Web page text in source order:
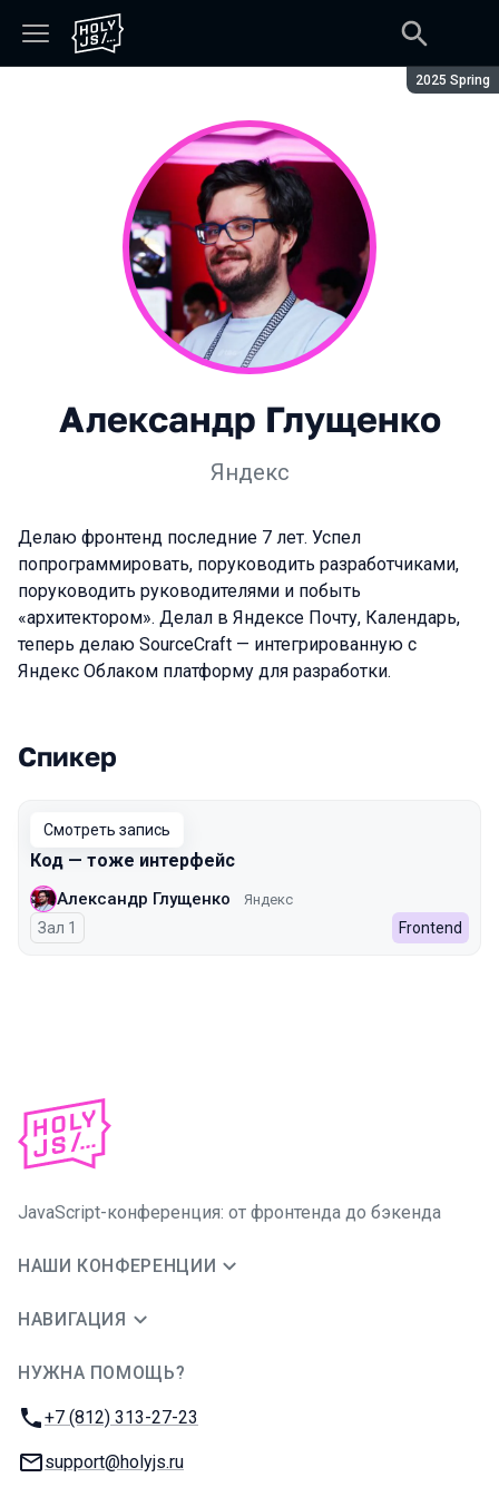
Сезон:
2025 Spring
Александр Глущенко
Яндекс
Делаю фронтенд последние 7 лет. Успел
попрограммировать, поруководить разработчиками,
поруководить руководителями и побыть
«архитектором». Делал в Яндексе Почту, Календарь,
теперь делаю SourceCraft — интегрированную с
Яндекс Облаком платформу для разработки.
Выступления в сезоне 2025 Spring
Спикер
Смотреть запись
Код — тоже интерфейс
Александр Глущенко Яндекс
Зал 1 Frontend
JavaScript-конференция: от фронтенда до бэкенда
НАШИ КОНФЕРЕНЦИИ
НАВИГАЦИЯ
НУЖНА ПОМОЩЬ?
Телефон:
+7 (812) 313-27-23
E-mail:
support@holyjs.ru